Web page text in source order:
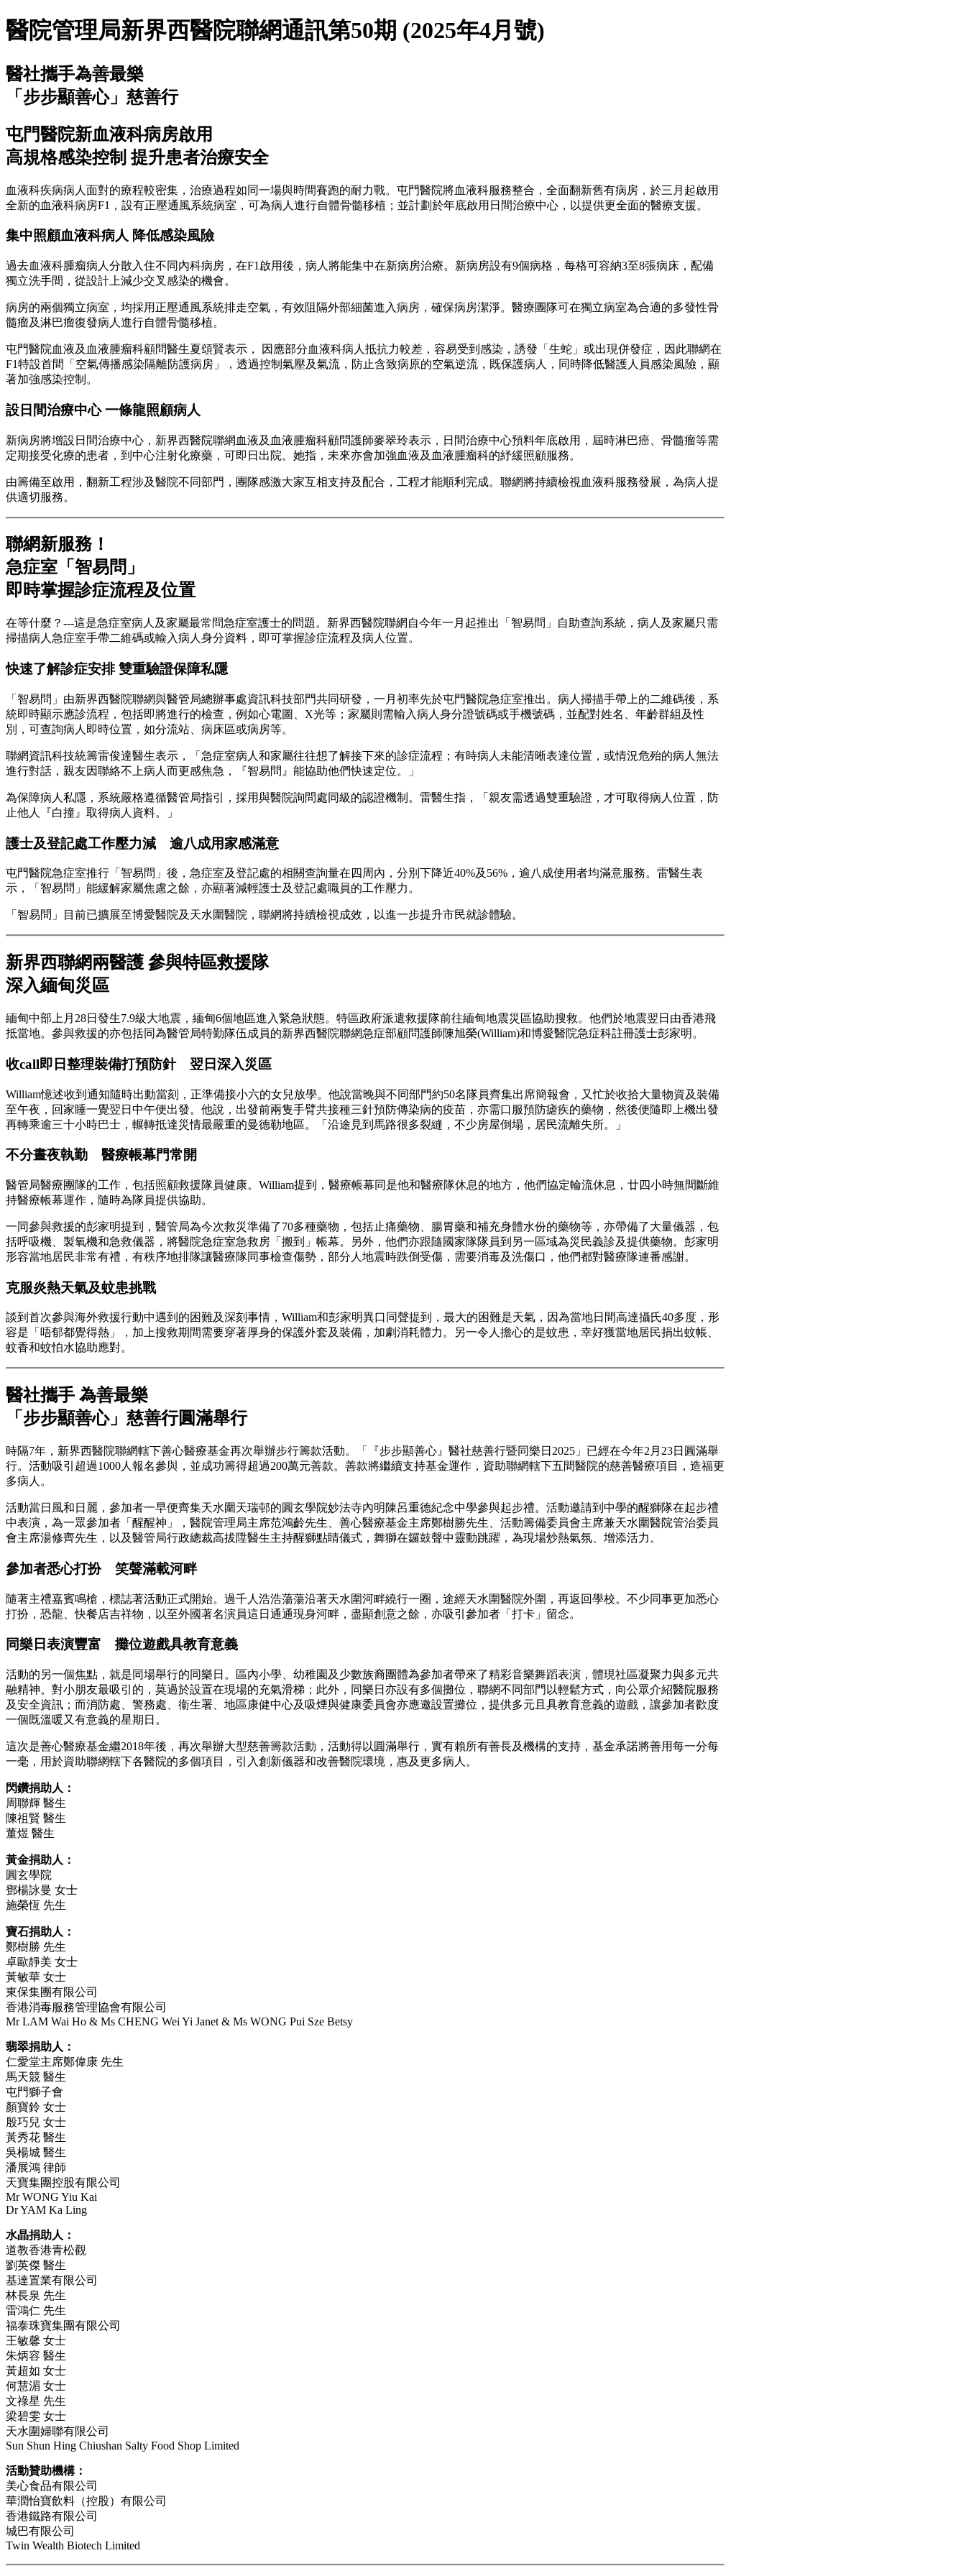
醫院管理局新界西醫院聯網通訊第50期 (2025年4月號)
醫社攜手為善最樂
「步步顯善心」慈善行
屯門醫院新血液科病房啟用
高規格感染控制 提升患者治療安全
血液科疾病病人面對的療程較密集，治療過程如同一場與時間賽跑的耐力戰。屯門醫院將血液科服務整合，全面翻新舊有病房，於三月起啟用
全新的血液科病房F1，設有正壓通風系統病室，可為病人進行自體骨髓移植；並計劃於年底啟用日間治療中心，以提供更全面的醫療支援。
集中照顧血液科病人 降低感染風險
過去血液科腫瘤病人分散入住不同內科病房，在F1啟用後，病人將能集中在新病房治療。新病房設有9個病格，每格可容納3至8張病床，配備
獨立洗手間，從設計上減少交叉感染的機會。
病房的兩個獨立病室，均採用正壓通風系統排走空氣，有效阻隔外部細菌進入病房，確保病房潔淨。醫療團隊可在獨立病室為合適的多發性骨
髓瘤及淋巴瘤復發病人進行自體骨髓移植。
屯門醫院血液及血液腫瘤科顧問醫生夏頌賢表示， 因應部分血液科病人抵抗力較差，容易受到感染，誘發「生蛇」或出現併發症，因此聯網在
F1特設首間「空氣傳播感染隔離防護病房」，透過控制氣壓及氣流，防止含致病原的空氣逆流，既保護病人，同時降低醫護人員感染風險，顯
著加強感染控制。
設日間治療中心 一條龍照顧病人
新病房將增設日間治療中心，新界西醫院聯網血液及血液腫瘤科顧問護師麥翠玲表示，日間治療中心預料年底啟用，屆時淋巴癌、骨髓瘤等需
定期接受化療的患者，到中心注射化療藥，可即日出院。她指，未來亦會加強血液及血液腫瘤科的紓緩照顧服務。
由籌備至啟用，翻新工程涉及醫院不同部門，團隊感激大家互相支持及配合，工程才能順利完成。聯網將持續檢視血液科服務發展，為病人提
供適切服務。
聯網新服務！
急症室「智易問」
即時掌握診症流程及位置
在等什麼？---這是急症室病人及家屬最常問急症室護士的問題。新界西醫院聯網自今年一月起推出「智易問」自助查詢系統，病人及家屬只需
掃描病人急症室手帶二維碼或輸入病人身分資料，即可掌握診症流程及病人位置。
快速了解診症安排 雙重驗證保障私隱
「智易問」由新界西醫院聯網與醫管局總辦事處資訊科技部門共同研發，一月初率先於屯門醫院急症室推出。病人掃描手帶上的二維碼後，系
統即時顯示應診流程，包括即將進行的檢查，例如心電圖、X光等；家屬則需輸入病人身分證號碼或手機號碼，並配對姓名、年齡群組及性
別，可查詢病人即時位置，如分流站、病床區或病房等。
聯網資訊科技統籌雷俊達醫生表示，「急症室病人和家屬往往想了解接下來的診症流程；有時病人未能清晰表達位置，或情況危殆的病人無法
進行對話，親友因聯絡不上病人而更感焦急，『智易問』能協助他們快速定位。」
為保障病人私隱，系統嚴格遵循醫管局指引，採用與醫院詢問處同級的認證機制。雷醫生指，「親友需透過雙重驗證，才可取得病人位置，防
止他人『白撞』取得病人資料。」
護士及登記處工作壓力減 逾八成用家感滿意
屯門醫院急症室推行「智易問」後，急症室及登記處的相關查詢量在四周內，分別下降近40%及56%，逾八成使用者均滿意服務。雷醫生表
示，「智易問」能緩解家屬焦慮之餘，亦顯著減輕護士及登記處職員的工作壓力。
「智易問」目前已擴展至博愛醫院及天水圍醫院，聯網將持續檢視成效，以進一步提升市民就診體驗。
新界西聯網兩醫護 參與特區救援隊
深入緬甸災區
緬甸中部上月28日發生7.9級大地震，緬甸6個地區進入緊急狀態。特區政府派遣救援隊前往緬甸地震災區協助搜救。他們於地震翌日由香港飛
抵當地。參與救援的亦包括同為醫管局特勤隊伍成員的新界西醫院聯網急症部顧問護師陳旭榮(William)和博愛醫院急症科註冊護士彭家明。
收call即日整理裝備打預防針 翌日深入災區
William憶述收到通知隨時出動當刻，正準備接小六的女兒放學。他說當晚與不同部門約50名隊員齊集出席簡報會，又忙於收拾大量物資及裝備
至午夜，回家睡一覺翌日中午便出發。他說，出發前兩隻手臂共接種三針預防傳染病的疫苗，亦需口服預防瘧疾的藥物，然後便隨即上機出發
再轉乘逾三十小時巴士，輾轉抵達災情最嚴重的曼德勒地區。「沿途見到馬路很多裂縫，不少房屋倒塌，居民流離失所。」
不分晝夜執勤 醫療帳幕門常開
醫管局醫療團隊的工作，包括照顧救援隊員健康。William提到，醫療帳幕同是他和醫療隊休息的地方，他們協定輪流休息，廿四小時無間斷維
持醫療帳幕運作，隨時為隊員提供協助。
一同參與救援的彭家明提到，醫管局為今次救災準備了70多種藥物，包括止痛藥物、腸胃藥和補充身體水份的藥物等，亦帶備了大量儀器，包
括呼吸機、製氧機和急救儀器，將醫院急症室急救房「搬到」帳幕。另外，他們亦跟隨國家隊隊員到另一區域為災民義診及提供藥物。彭家明
形容當地居民非常有禮，有秩序地排隊讓醫療隊同事檢查傷勢，部分人地震時跌倒受傷，需要消毒及洗傷口，他們都對醫療隊連番感謝。
克服炎熱天氣及蚊患挑戰
談到首次參與海外救援行動中遇到的困難及深刻事情，William和彭家明異口同聲提到，最大的困難是天氣，因為當地日間高達攝氏40多度，形
容是「唔郁都覺得熱」，加上搜救期間需要穿著厚身的保護外套及裝備，加劇消耗體力。另一令人擔心的是蚊患，幸好獲當地居民捐出蚊帳、
蚊香和蚊怕水協助應對。
醫社攜手 為善最樂
「步步顯善心」慈善行圓滿舉行
時隔7年，新界西醫院聯網轄下善心醫療基金再次舉辦步行籌款活動。「『步步顯善心』醫社慈善行暨同樂日2025」已經在今年2月23日圓滿舉
行。活動吸引超過1000人報名參與，並成功籌得超過200萬元善款。善款將繼續支持基金運作，資助聯網轄下五間醫院的慈善醫療項目，造福更
多病人。
活動當日風和日麗，參加者一早便齊集天水圍天瑞邨的圓玄學院妙法寺內明陳呂重德紀念中學參與起步禮。活動邀請到中學的醒獅隊在起步禮
中表演，為一眾參加者「醒醒神」，醫院管理局主席范鴻齡先生、善心醫療基金主席鄭樹勝先生、活動籌備委員會主席兼天水圍醫院管治委員
會主席湯修齊先生，以及醫管局行政總裁高拔陞醫生主持醒獅點睛儀式，舞獅在鑼鼓聲中靈動跳躍，為現場炒熱氣氛、增添活力。
參加者悉心打扮 笑聲滿載河畔
隨著主禮嘉賓鳴槍，標誌著活動正式開始。過千人浩浩蕩蕩沿著天水圍河畔繞行一圈，途經天水圍醫院外圍，再返回學校。不少同事更加悉心
打扮，恐龍、快餐店吉祥物，以至外國著名演員這日通通現身河畔，盡顯創意之餘，亦吸引參加者「打卡」留念。
同樂日表演豐富 攤位遊戲具教育意義
活動的另一個焦點，就是同場舉行的同樂日。區內小學、幼稚園及少數族裔團體為參加者帶來了精彩音樂舞蹈表演，體現社區凝聚力與多元共
融精神。對小朋友最吸引的，莫過於設置在現場的充氣滑梯；此外，同樂日亦設有多個攤位，聯網不同部門以輕鬆方式，向公眾介紹醫院服務
及安全資訊；而消防處、警務處、衞生署、地區康健中心及吸煙與健康委員會亦應邀設置攤位，提供多元且具教育意義的遊戲，讓參加者歡度
一個既溫暖又有意義的星期日。
這次是善心醫療基金繼2018年後，再次舉辦大型慈善籌款活動，活動得以圓滿舉行，實有賴所有善長及機構的支持，基金承諾將善用每一分每
一毫，用於資助聯網轄下各醫院的多個項目，引入創新儀器和改善醫院環境，惠及更多病人。
閃鑽捐助人：
周聯輝 醫生
陳祖賢 醫生
董煜 醫生
黃金捐助人：
圓玄學院
鄧楊詠曼 女士
施榮恆 先生
寶石捐助人：
鄭樹勝 先生
卓歐靜美 女士
黃敏華 女士
東保集團有限公司
香港消毒服務管理協會有限公司
Mr LAM Wai Ho & Ms CHENG Wei Yi Janet & Ms WONG Pui Sze Betsy
翡翠捐助人：
仁愛堂主席鄭偉康 先生
馬天競 醫生
屯門獅子會
顏寶鈴 女士
殷巧兒 女士
黃秀花 醫生
吳楊城 醫生
潘展鴻 律師
天寶集團控股有限公司
Mr WONG Yiu Kai
Dr YAM Ka Ling
水晶捐助人：
道教香港青松觀
劉英傑 醫生
基達置業有限公司
林長泉 先生
雷鴻仁 先生
福泰珠寶集團有限公司
王敏馨 女士
朱炳容 醫生
黃超如 女士
何慧湄 女士
文祿星 先生
梁碧雯 女士
天水圍婦聯有限公司
Sun Shun Hing Chiushan Salty Food Shop Limited
活動贊助機構：
美心食品有限公司
華潤怡寶飲料（控股）有限公司
香港鐵路有限公司
城巴有限公司
Twin Wealth Biotech Limited